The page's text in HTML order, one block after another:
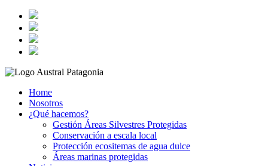
Home
Nosotros
¿Qué hacemos?
Gestión Áreas Silvestres Protegidas
Conservación a escala local
Protección ecositemas de agua dulce
Áreas marinas protegidas